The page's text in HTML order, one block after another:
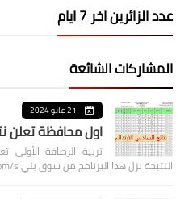
عدد الزائرين اخر 7 ايام
المشاركات الشائعة
21 مايو 2024
اول محافظة تعلن
تربية الرصافة الأولى
النتيجة نزل هذا البرنامج من سوق بلي https://play.google.com/s…